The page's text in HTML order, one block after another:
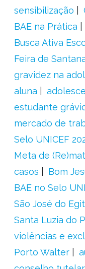
sensibilização
BAE na Prática
Busca Ativa
Feira de
gravidez na
aluna
estudante
mercado de
Selo UNICEF
Meta de
casos
Bom
BAE no Selo
São José do
Santa Luzia do
violências e
Porto Walter